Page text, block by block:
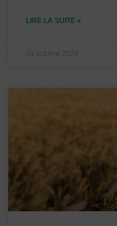
LIRE LA SUITE »
24 octobre 2024